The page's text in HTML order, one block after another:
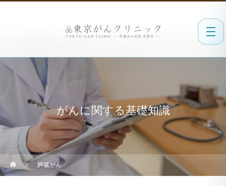
がんに関する基礎知識
膵臓がん